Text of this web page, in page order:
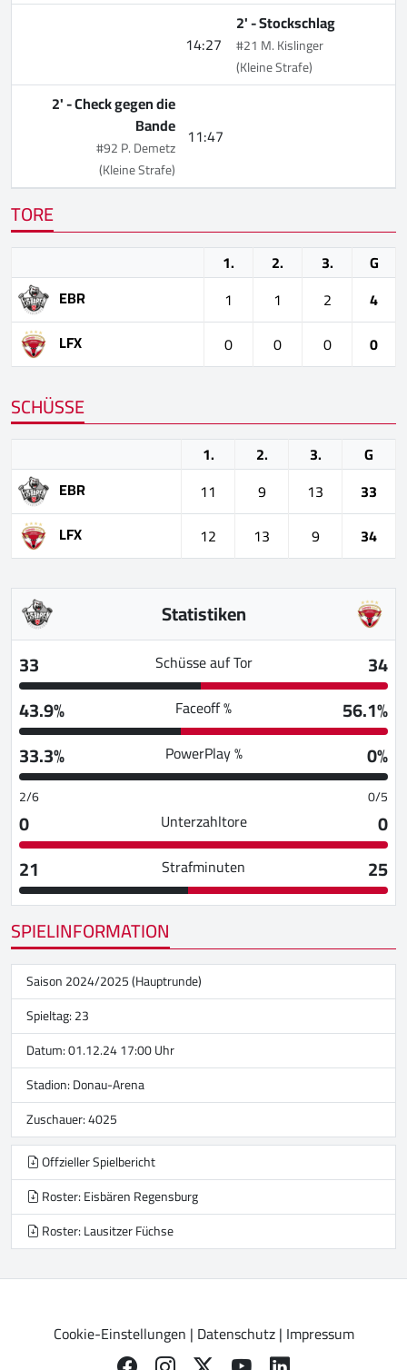
14:27
2' -Stockschlag
#21 M. Kislinger
(Kleine Strafe)
11:47
2' -Check gegen die
Bande
#92 P. Demetz
(Kleine Strafe)
TORE
1. 2. 3.
G
EBR
1 1 2
4
LFX
0 0 0 0
SCHÜSSE
1. 2. 3.
G
EBR
11 9 13
33
LFX
12 13 9 34
Statistiken
33
Schüsse auf Tor
34
43.9%
Faceoff %
56.1%
33.3%
PowerPlay % 0%
2/6 0/5
0 Unterzahltore
0
21
Strafminuten
25
SPIELINFORMATION
Saison 2024/2025 (Hauptrunde)
Spieltag: 23
Datum: 01.12.24 17:00 Uhr
Stadion:Donau-Arena
Zuschauer: 4025
Offzieller Spielbericht
Roster: Eisbären Regensburg
Roster: Lausitzer Füchse
Cookie-Einstellungen | Datenschutz| Impressum